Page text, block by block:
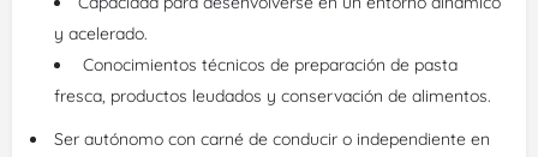
y acelerado.
Conocimientos técnicos de preparación de pasta
fresca, productos leudados y conservación de alimentos.
Ser autónomo con carné de conducir o independiente en